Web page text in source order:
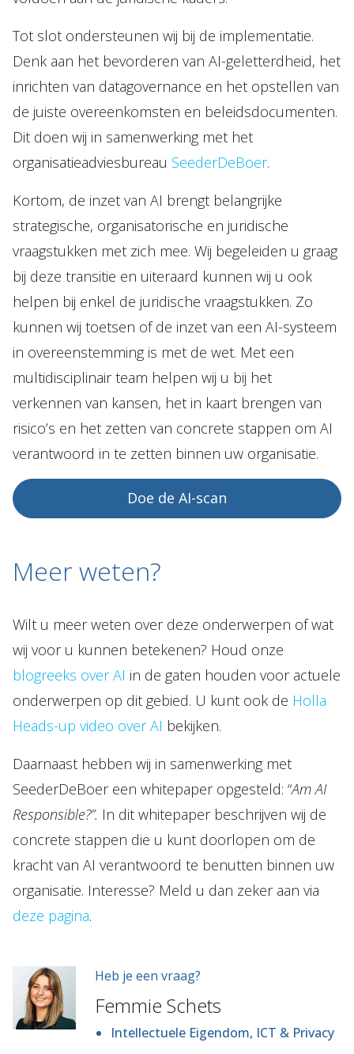
Tot slot ondersteunen wij bij de implementatie.
Denk aan het bevorderen van AI-geletterdheid, het
inrichten van datagovernance en het opstellen van
de juiste overeenkomsten en beleidsdocumenten.
Dit doen wij in samenwerking met het
organisatieadviesbureau SeederDeBoer.
Kortom, de inzet van AI brengt belangrijke
strategische, organisatorische en juridische
vraagstukken met zich mee. Wij begeleiden u graag
bij deze transitie en uiteraard kunnen wij u ook
helpen bij enkel de juridische vraagstukken. Zo
kunnen wij toetsen of de inzet van een AI-systeem
in overeenstemming is met de wet. Met een
multidisciplinair team helpen wij u bij het
verkennen van kansen, het in kaart brengen van
risico’s en het zetten van concrete stappen om AI
verantwoord in te zetten binnen uw organisatie.
Doe de AI-scan
Meer weten?
Wilt u meer weten over deze onderwerpen of wat
wij voor u kunnen betekenen? Houd onze
blogreeks over AI in de gaten houden voor actuele
onderwerpen op dit gebied. U kunt ook de Holla
Heads-up video over AI bekijken.
Daarnaast hebben wij in samenwerking met
SeederDeBoer een whitepaper opgesteld: “Am AI
Responsible?”. In dit whitepaper beschrijven wij de
concrete stappen die u kunt doorlopen om de
kracht van AI verantwoord te benutten binnen uw
organisatie. Interesse? Meld u dan zeker aan via
deze pagina.
Heb je een vraag?
Femmie Schets
Intellectuele Eigendom, ICT & Privacy